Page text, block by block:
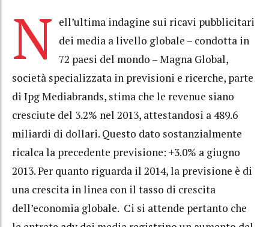
N ell’ultima indagine sui ricavi pubblicitari
dei media a livello globale – condotta in
72 paesi del mondo – Magna Global,
società specializzata in previsioni e ricerche, parte
di Ipg Mediabrands, stima che le revenue siano
cresciute del 3.2% nel 2013, attestandosi a 489.6
miliardi di dollari. Questo dato sostanzialmente
ricalca la precedente previsione: +3.0% a giugno
2013. Per quanto riguarda il 2014, la previsione è di
una crescita in linea con il tasso di crescita
dell’economia globale. Ci si attende pertanto che